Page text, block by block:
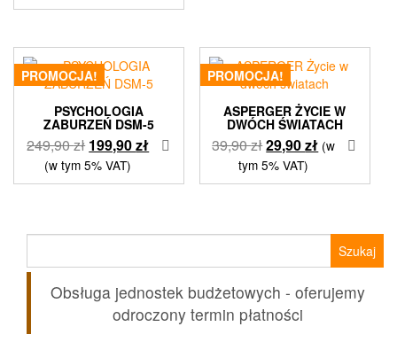
PROMOCJA!
PSYCHOLOGIA
ZABURZEŃ DSM-5
249,90zł Pierwotna
cena
wynosiła:
199,90złAktualna
wynosi:
(w tym 5% VAT)
PROMOCJA!
ASPERGER ŻYCIE W
DWÓCH ŚWIATACH
39,90złPierwotna
cena
wynosiła:
29,90złAktualna
wynosi:
(w
tym 5% VAT)
Obsługa jednostek budżetowych - oferujemy
odroczony termin płatności